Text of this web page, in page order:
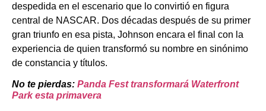
despedida en el escenario que lo convirtió en figura
central de NASCAR. Dos décadas después de su primer
gran triunfo en esa pista, Johnson encara el final con la
experiencia de quien transformó su nombre en sinónimo
de constancia y títulos.
No te pierdas: Panda Fest transformará Waterfront
Park esta primavera